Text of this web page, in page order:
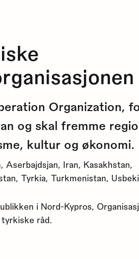
Organization,
og skal fremme
kultur og økonomi.
Aserbajdsjan, Iran, Kasakhstan,
Tyrkia, Turkmenistan,
i Nord-Kypros,
råd.